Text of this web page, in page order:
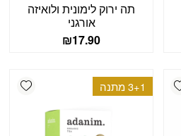
תה ירוק לימונית ולואיזה
אורגני
₪17.90
Add wishlist
3+1 מתנה